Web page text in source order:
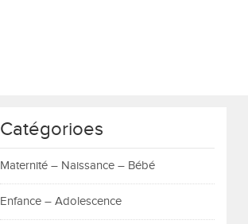
Catégorioes
Maternité – Naissance – Bébé
Enfance – Adolescence